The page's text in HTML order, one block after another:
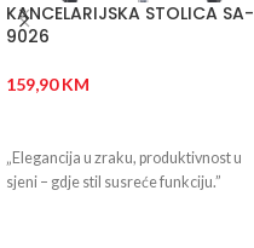
KANCELARIJSKA STOLICA SA-
9026
159,90KM
„Elegancija u zraku, produktivnost u
sjeni – gdje stil susreće funkciju.”